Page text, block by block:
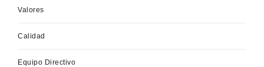
Valores
Calidad
Equipo Directivo